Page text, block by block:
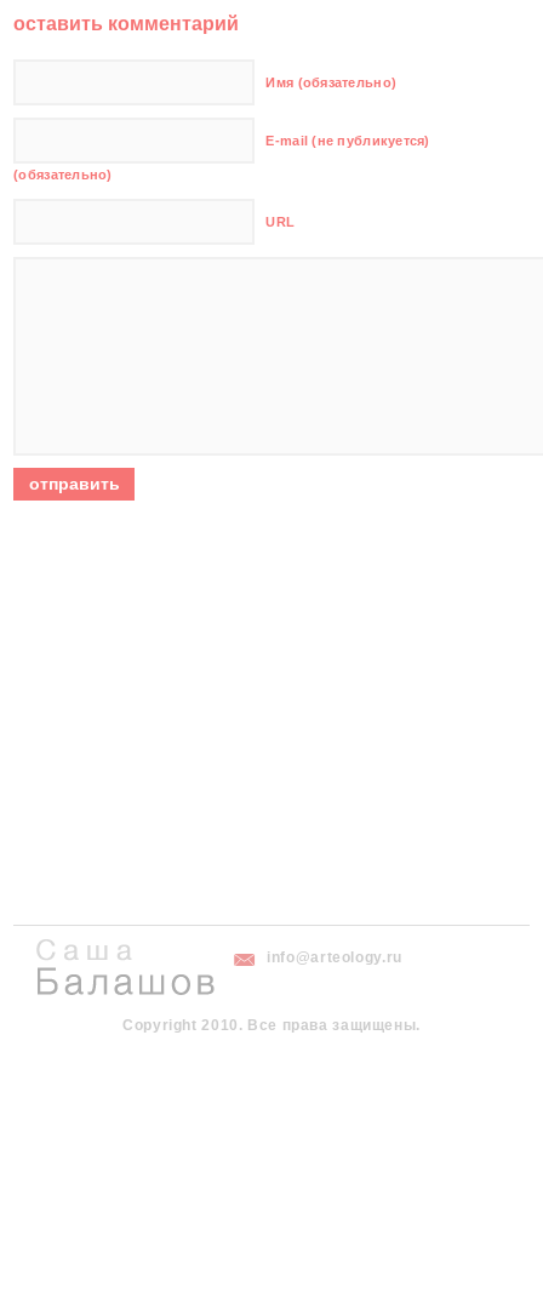
оставить комментарий
Имя (обязательно)
E-mail (не публикуется)
(обязательно)
URL
info@arteology.ru
Copyright 2010. Все права защищены.